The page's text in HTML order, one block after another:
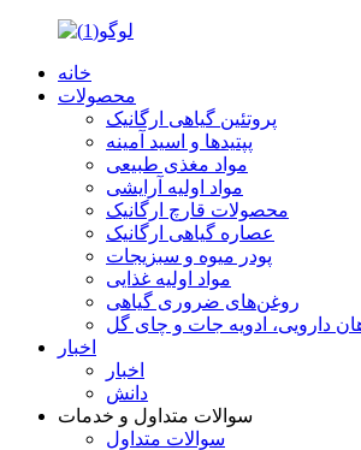
خانه
محصولات
پروتئین گیاهی ارگانیک
پپتیدها و اسید آمینه
مواد مغذی طبیعی
مواد اولیه آرایشی
محصولات قارچ ارگانیک
عصاره گیاهی ارگانیک
پودر میوه و سبزیجات
مواد اولیه غذایی
روغن‌های ضروری گیاهی
دارویی، ادویه جات و چای گل
اخبار
اخبار
دانش
سوالات متداول و خدمات
سوالات متداول